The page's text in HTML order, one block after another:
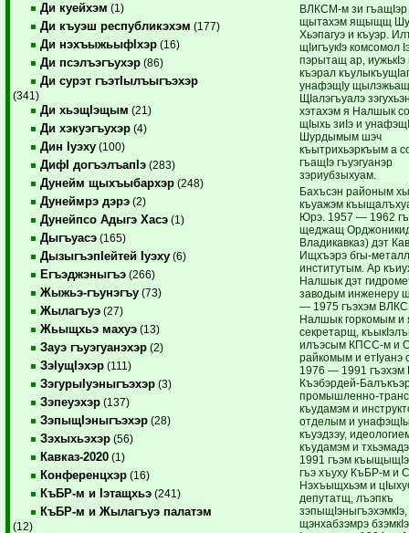
Ди куейхэм (1)
Ди къуэш республикэхэм (177)
Ди нэхъыжьыфIхэр (16)
Ди псэлъэгъухэр (86)
Ди сурэт гъэтIылъыгъэхэр
(341)
Ди хьэщIэщым (21)
Ди хэкуэгъухэр (4)
Дин Iуэху (100)
ДифI догъэлъапIэ (283)
Дунейм щыхъыбархэр (248)
Дунеймрэ дэрэ (2)
Дунейпсо Адыгэ Хасэ (1)
Дыгъуасэ (165)
ДызыгъэпIейтей Iуэху (6)
Егъэджэныгъэ (266)
Жыжьэ-гъунэгъу (73)
Жылагъуэ (27)
Жьыщхьэ махуэ (13)
Зауэ гъуэгуанэхэр (2)
ЗэIущIэхэр (111)
ЗэгурыIуэныгъэхэр (3)
Зэпеуэхэр (137)
ЗэпыщIэныгъэхэр (28)
Зэхыхьэхэр (56)
Кавказ-2020 (1)
Конференцхэр (16)
КъБР-м и Iэтащхьэ (241)
КъБР-м и Жылагъуэ палатэм
(12)
ВЛКСМ-м зи гъащIэр
щытахэм ящыщщ
Хьэпагуэ и къуэр.
щIигъукIэ комсомол
пэрытащ ар, иужькIэ
къэрал
унафэщIу
ЩIалэгъуалэ
хэтахэм я Налшык
щIыхь зиIэ и унафэщI
Шурдымым шэч
къытрихьэркъым а
гъащIэ гъуэгуанэр
зэриубзыхуам.
Бахъсэн районым
къуажэм
Юрэ. 1957 — 1962
щеджащ
Владикавказ) дэт
Ищхъэрэ бгы-
институтым. Ар
Налшык дэт
заводым инженеру
— 1975 гъэхэм
Налшык горкомым и
секретарщ,
илъэсым КПСС-м и
райкомым и етIуанэ
1976 — 1991
Къэбэрдей-
промышленно-
къудамэм и
отделым и
къуэдзэу,
къудамэм и
1991 гъэм
гъэ хъуху КъБР-м и
Нэхъыщхьэм и
депутатщ, лъэпкъ
зэпыщIэныгъэхэмкIэ,
щэнхабзэмрэ